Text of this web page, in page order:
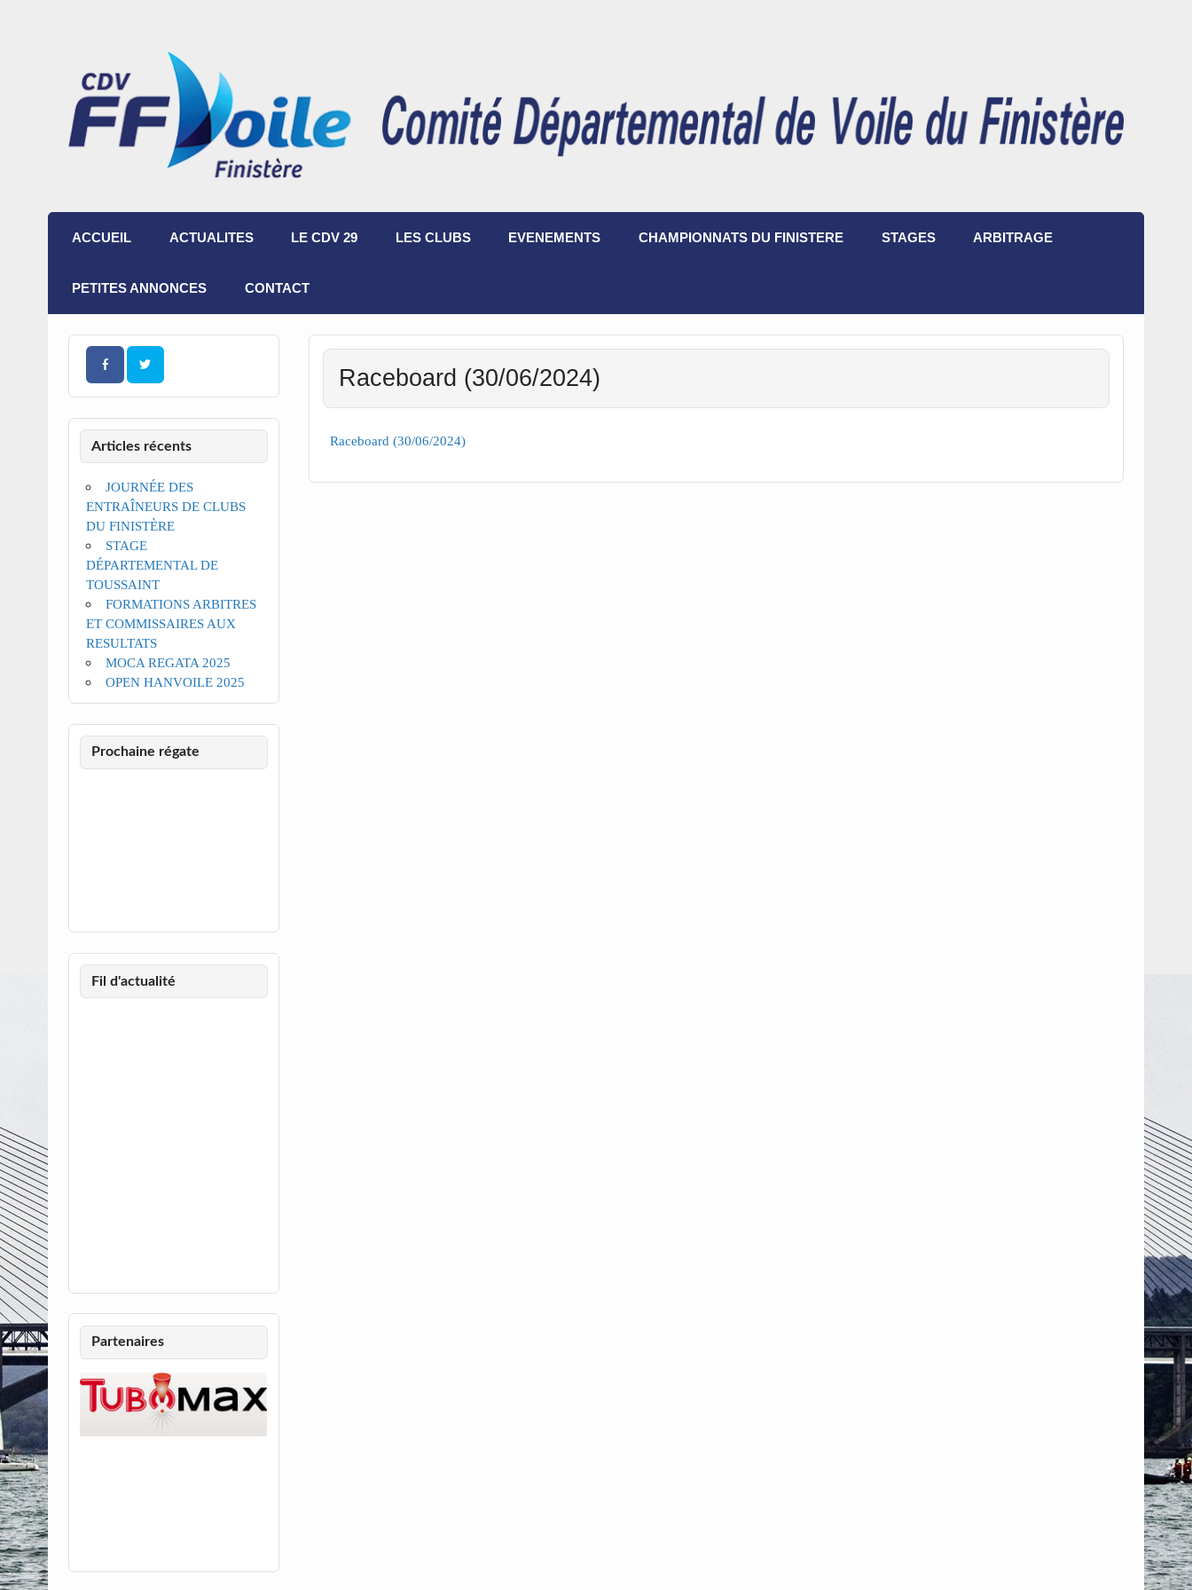
ACCUEIL ACTUALITES LE CDV 29 LES CLUBS EVENEMENTS CHAMPIONNATS DU FINISTERE STAGES ARBITRAGE
PETITES ANNONCES CONTACT
Raceboard (30/06/2024)
Raceboard (30/06/2024)
Articles récents
JOURNÉE DES
ENTRAÎNEURS DE CLUBS
DU FINISTÈRE
STAGE
DÉPARTEMENTAL DE
TOUSSAINT
FORMATIONS ARBITRES
ET COMMISSAIRES AUX
RESULTATS
MOCA REGATA 2025
OPEN HANVOILE 2025
Prochaine régate
Fil d'actualité
Partenaires